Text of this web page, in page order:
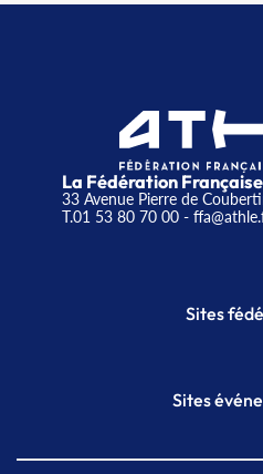
La Fédération
33 Avenue Pierre de
T.01 53 80 70 00-
Sites
Plateforme
Sites
Meeting de